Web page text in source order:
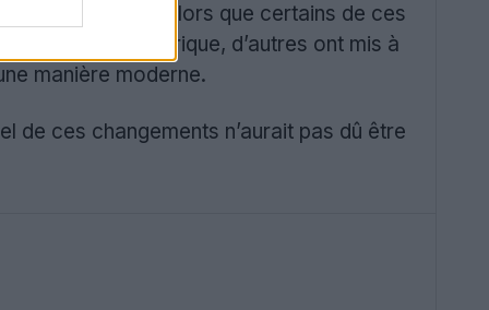
d’image. Alors que certains de ces
sur le numérique, d’autres ont mis à
manière moderne.
de ces changements n’aurait pas dû être